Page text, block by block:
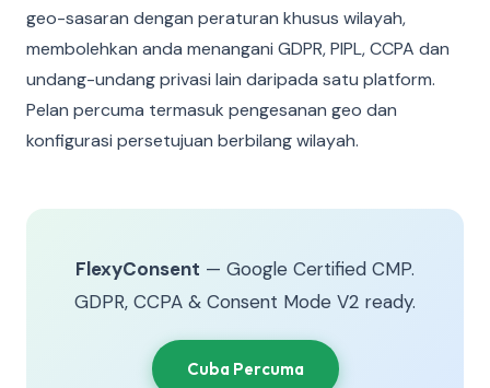
geo-sasaran dengan peraturan khusus wilayah,
membolehkan anda menangani GDPR, PIPL, CCPA dan
undang-undang privasi lain daripada satu platform.
Pelan percuma termasuk pengesanan geo dan
konfigurasi persetujuan berbilang wilayah.
FlexyConsent — Google Certified CMP.
GDPR, CCPA & Consent Mode V2 ready.
Cuba Percuma